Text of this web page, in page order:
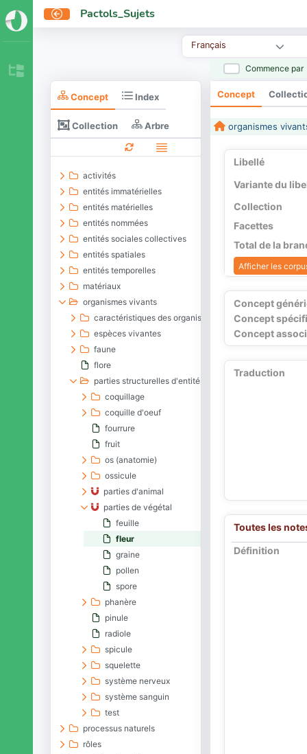
Pactols_Sujets
Français
Commence par
Concept Index
Collection Arbre
activités
entités immatérielles
entités matérielles
entités nommées
entités sociales collectives
entités spatiales
entités temporelles
matériaux
organismes vivants
caractéristiques des organismes vivants
espèces vivantes
faune
flore
parties structurelles d'entités organiques
coquillage
coquille d'oeuf
fourrure
fruit
os (anatomie)
ossicule
parties d'animal
parties de végétal
feuille
fleur
graine
pollen
spore
phanère
pinule
radiole
spicule
squelette
système nerveux
système sanguin
test
processus naturels
rôles
Concept
organismes
Libellé
Variante du
Collection
Facettes
Total de la
Afficher les
Concept
Concept
Concept
Traduction
Toutes les
Définition